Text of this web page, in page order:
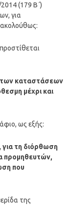
(179 Β΄)
για
των καταστάσεων
μέχρι και
ως εξής:
για τη διόρθωση
προμηθευτών,
που
της